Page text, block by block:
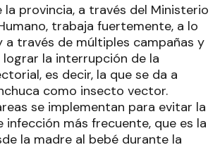
la provincia, a través del Ministerio
trabaja fuertemente, a lo
a través de múltiples campañas y
lograr la interrupción de la
es decir, la que se da a
como insecto vector.
se implementan para evitar la
infección más frecuente, que es la
la madre al bebé durante la